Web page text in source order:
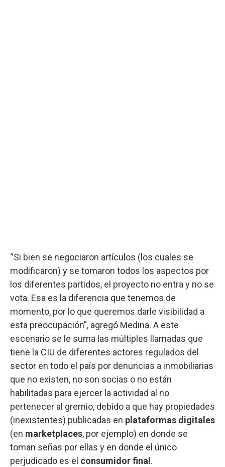
“Si bien se negociaron artículos (los cuales se
modificaron) y se tomaron todos los aspectos por
los diferentes partidos, el proyecto no entra y no se
vota. Esa es la diferencia que tenemos de
momento, por lo que queremos darle visibilidad a
esta preocupación”, agregó Medina. A este
escenario se le suma las múltiples llamadas que
tiene la CIU de diferentes actores regulados del
sector en todo el país por denuncias a inmobiliarias
que no existen, no son socias o no están
habilitadas para ejercer la actividad al no
pertenecer al gremio, debido a que hay propiedades
(inexistentes) publicadas en plataformas digitales
(en marketplaces, por ejemplo) en donde se
toman señas por ellas y en donde el único
perjudicado es el consumidor final .